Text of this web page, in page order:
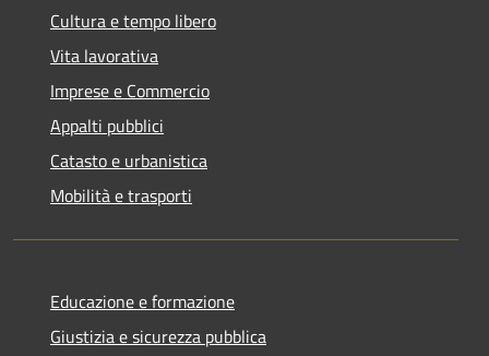
Cultura e tempo libero
Vita lavorativa
Imprese e Commercio
Appalti pubblici
Catasto e urbanistica
Mobilità e trasporti
Educazione e formazione
Giustizia e sicurezza pubblica